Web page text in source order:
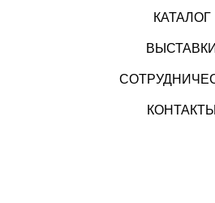
КАТАЛОГ
ВЫСТАВКИ
КОНТАКТЫ